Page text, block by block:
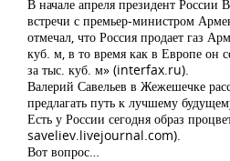
В начале апреля президент России
встречи с премьер-министром
отмечал, что Россия продает газ
куб. м, в то время как в Европе он
за тыс. куб. м» (interfax.ru).
Валерий Савельев в Жежешечке
предлагать путь к лучшему
Есть у России сегодня образ
saveliev.livejournal.com).
Вот вопрос…